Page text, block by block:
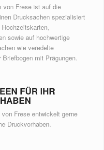
von Frese ist auf die
Drucksachen spezialisiert
sowie auf hochwertige
wie veredelte
mit Prägungen.
FÜR IHR
von Frese entwickelt gerne
Druckvorhaben.